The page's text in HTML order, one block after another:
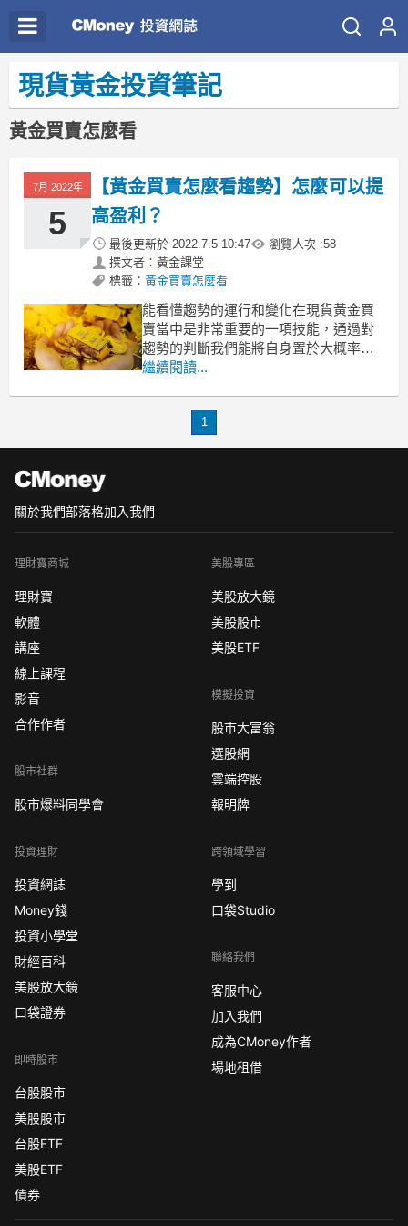
現貨黃金投資筆記
黃金買賣怎麼看
7月 2022年
5
【黃金買賣怎麼看趨勢】怎麼可以提
高盈利？
最後更新於 2022.7.5 10:47 瀏覽人次 :58
撰文者：黃金課堂
標籤： 黃金買賣怎麼看
能看懂趨勢的運行和變化在現貨黃金買
賣當中是非常重要的一項技能，通過對
趨勢的判斷我們能將自身置於大概率事
件當中，更好的穩定我們的買賣盈利
【黃金買賣怎麼看趨勢】怎麼可以提高
繼續閱讀...
1
關於我們部落格加入我們
理財寶商城
理財寶
軟體
講座
線上課程
影音
合作作者
股市社群
股市爆料同學會
投資理財
投資網誌
Money錢
投資小學堂
財經百科
美股放大鏡
口袋證券
即時股市
台股股市
美股股市
台股ETF
美股ETF
債券
美股專區
美股放大鏡
美股股市
美股ETF
模擬投資
股市大富翁
選股網
雲端控股
報明牌
跨領域學習
學到
口袋Studio
聯絡我們
客服中心
加入我們
成為CMoney作者
場地租借